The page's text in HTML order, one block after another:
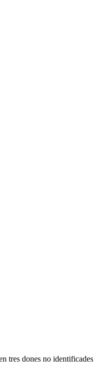
tres dones no identificades